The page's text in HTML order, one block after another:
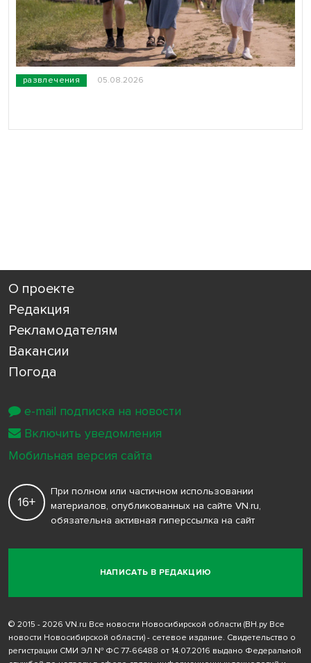
развлечения 05.08.2026
О проекте
Редакция
Рекламодателям
Вакансии
Погода
НАПИСАТЬ В РЕДАКЦИЮ
16+
При полном или частичном использовании
материалов, опубликованных на сайте VN.ru,
обязательна активная гиперссылка на сайт
© 2015 - 2026 VN.ru Все новости Новосибирской области (ВН.ру Все
новости Новосибирской области) - сетевое издание. Свидетельство о
регистрации СМИ ЭЛ № ФС 77-66488 от 14.07.2016 выдано Федеральной
e-mail подписка на новости
Включить уведомления
Мобильная версия сайта